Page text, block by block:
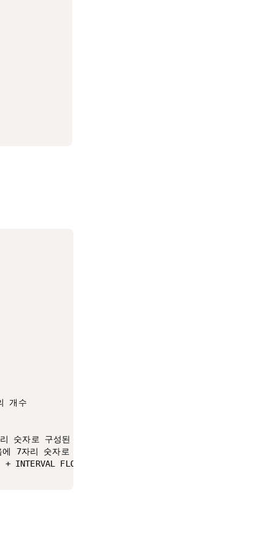
개수
자로 구성된 제목 생성
자리 숫자로 구성된 내용 생성
FLOOR(RAND() * 86400) SECOND) AS createdAt